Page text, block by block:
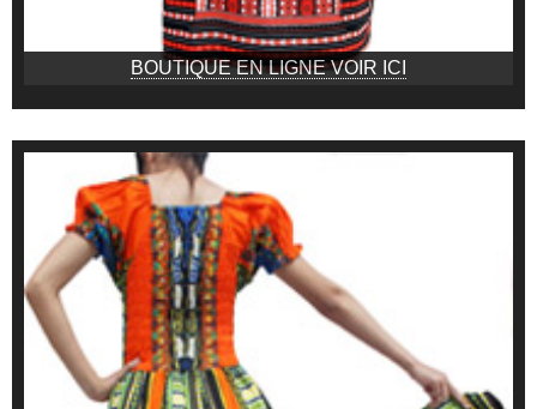
BOUTIQUE EN LIGNE VOIR ICI